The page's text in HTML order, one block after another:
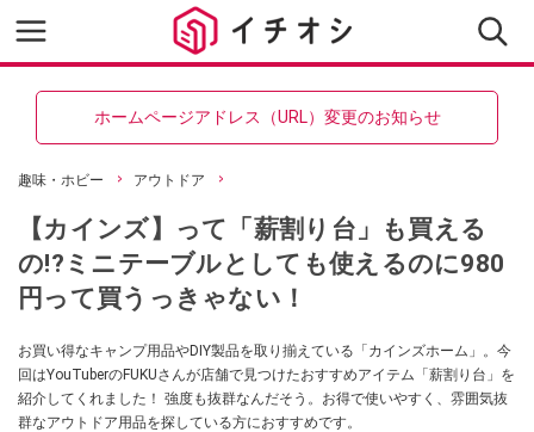
ホームページアドレス（URL）変更のお知らせ
趣味・ホビー アウトドア
【カインズ】って「薪割り台」も買える
の!?ミニテーブルとしても使えるのに980
円って買うっきゃない！
お買い得なキャンプ用品やDIY製品を取り揃えている「カインズホーム」。今
回はYouTuberのFUKUさんが店舗で見つけたおすすめアイテム「薪割り台」を
紹介してくれました！ 強度も抜群なんだそう。お得で使いやすく、雰囲気抜
群なアウトドア用品を探している方におすすめです。